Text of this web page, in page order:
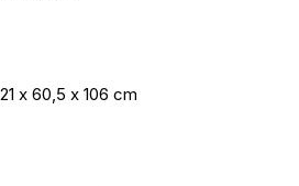
x 60,5 x 106 cm